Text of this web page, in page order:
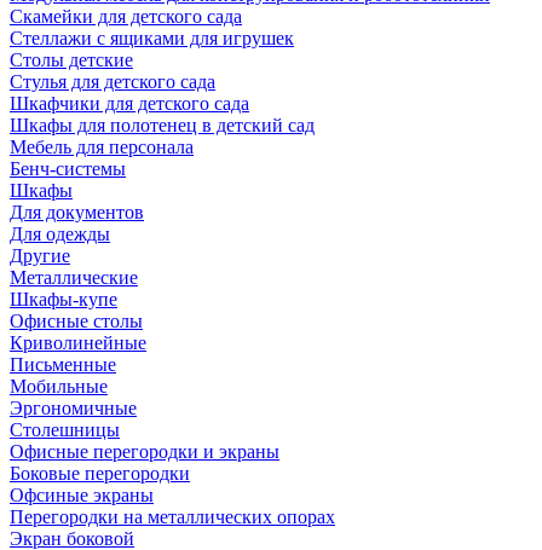
Скамейки для детского сада
Стеллажи с ящиками для игрушек
Столы детские
Стулья для детского сада
Шкафчики для детского сада
Шкафы для полотенец в детский сад
Мебель для персонала
Бенч-системы
Шкафы
Для документов
Для одежды
Другие
Металлические
Шкафы-купе
Офисные столы
Криволинейные
Письменные
Мобильные
Эргономичные
Столешницы
Офисные перегородки и экраны
Боковые перегородки
Офсиные экраны
Перегородки на металлических опорах
Экран боковой